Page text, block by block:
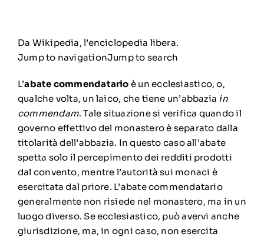
Da Wikipedia, l’enciclopedia libera.
Jump to navigationJump to search
L’abate commendatario è unecclesiastico, o,
qualche volta, unlaico, che tiene un’abbazia in
commendam. Tale situazione si verifica quando il
governo effettivo del monastero è separato dalla
titolarità dell’abbazia. In questo caso all’abate
spetta solo il percepimento dei redditi prodotti
dal convento, mentre l’autorità sui monaci è
esercitata dal priore. L’abate commendatario
generalmente non risiede nel monastero, ma in un
luogo diverso. Se ecclesiastico, può avervi anche
giurisdizione, ma, in ogni caso, non esercita